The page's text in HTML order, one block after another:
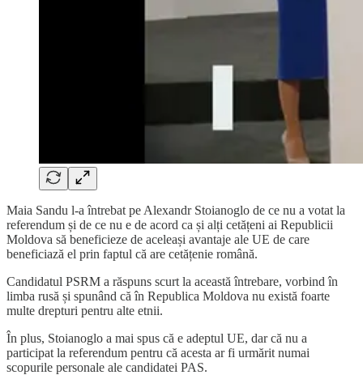
Maia Sandu l-a întrebat pe Alexandr Stoianoglo de ce nu a votat la
referendum și de ce nu e de acord ca și alți cetățeni ai Republicii
Moldova să beneficieze de aceleași avantaje ale UE de care
beneficiază el prin faptul că are cetățenie română.
Candidatul PSRM a răspuns scurt la această întrebare, vorbind în
limba rusă și spunând că în Republica Moldova nu există foarte
multe drepturi pentru alte etnii.
În plus, Stoianoglo a mai spus că e adeptul UE, dar că nu a
participat la referendum pentru că acesta ar fi urmărit numai
scopurile personale ale candidatei PAS.